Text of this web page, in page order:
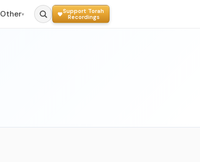
Other▾
Support Torah
Recordings